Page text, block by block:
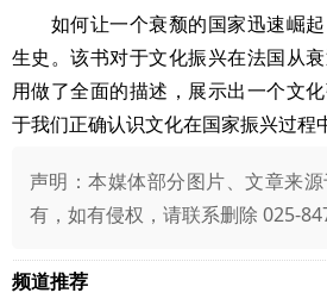
如何让一个衰颓的国家迅速崛起
生史。该书对于文化振兴在法国从
用做了全面的描述，展示出一个文
于我们正确认识文化在国家振兴过程
声明：本媒体部分图片、文章来
有，如有侵权，请联系删除 025-
频道推荐